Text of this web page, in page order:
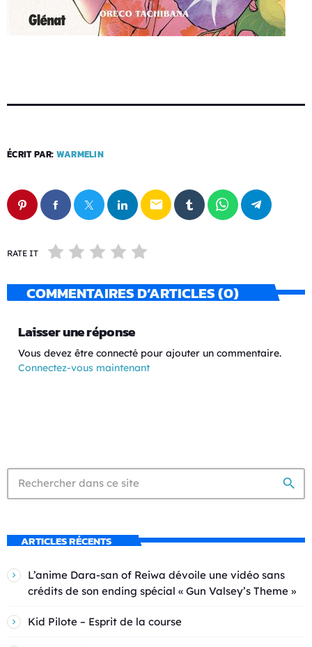
ÉCRIT PAR: WARMELIN
email
RATE IT
COMMENTAIRES D’ARTICLES (0)
Laisser une réponse
Vous devez être connecté pour ajouter un commentaire.
Connectez-vous maintenant
search
ARTICLES RÉCENTS
L’anime Dara-san of Reiwa dévoile une vidéo sans
crédits de son ending spécial « Gun Valsey’s Theme »
Kid Pilote – Esprit de la course